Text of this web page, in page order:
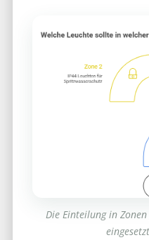
Die Einteilung in